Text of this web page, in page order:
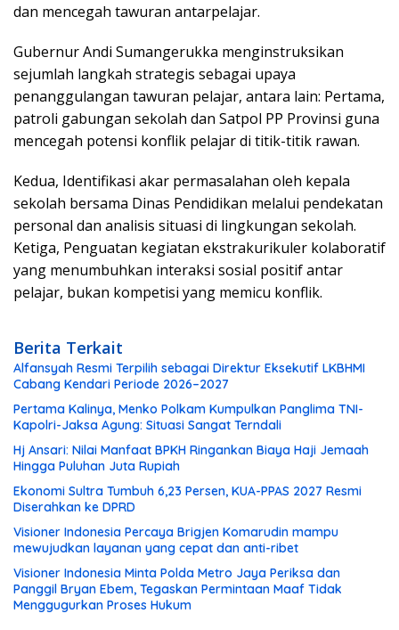
dan mencegah tawuran antarpelajar.
Gubernur Andi Sumangerukka menginstruksikan
sejumlah langkah strategis sebagai upaya
penanggulangan tawuran pelajar, antara lain: Pertama,
patroli gabungan sekolah dan Satpol PP Provinsi guna
mencegah potensi konflik pelajar di titik-titik rawan.
Kedua, Identifikasi akar permasalahan oleh kepala
sekolah bersama Dinas Pendidikan melalui pendekatan
personal dan analisis situasi di lingkungan sekolah.
Ketiga, Penguatan kegiatan ekstrakurikuler kolaboratif
yang menumbuhkan interaksi sosial positif antar
pelajar, bukan kompetisi yang memicu konflik.
Berita Terkait
Alfansyah Resmi Terpilih sebagai Direktur Eksekutif LKBHMI
Cabang Kendari Periode 2026–2027
Pertama Kalinya, Menko Polkam Kumpulkan Panglima TNI-
Kapolri-Jaksa Agung: Situasi Sangat Terndali
Hj Ansari: Nilai Manfaat BPKH Ringankan Biaya Haji Jemaah
Hingga Puluhan Juta Rupiah
Ekonomi Sultra Tumbuh 6,23 Persen, KUA-PPAS 2027 Resmi
Diserahkan ke DPRD
Visioner Indonesia Percaya Brigjen Komarudin mampu
mewujudkan layanan yang cepat dan anti-ribet
Visioner Indonesia Minta Polda Metro Jaya Periksa dan
Panggil Bryan Ebem, Tegaskan Permintaan Maaf Tidak
Menggugurkan Proses Hukum